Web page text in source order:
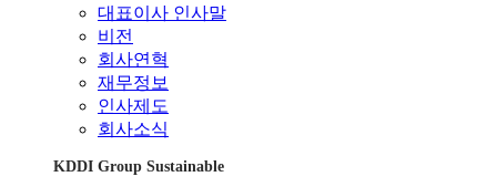
대표이사 인사말
비전
회사연혁
재무정보
인사제도
회사소식
KDDI Group Sustainable